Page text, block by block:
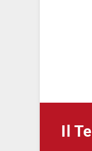
Il